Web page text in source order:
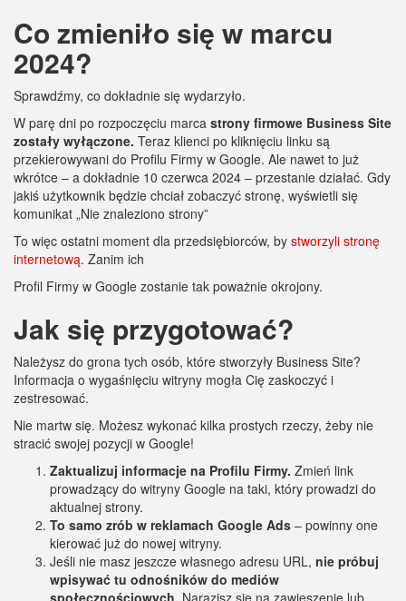
Co zmieniło się w marcu
2024?
Sprawdźmy, co dokładnie się wydarzyło.
W parę dni po rozpoczęciu marca strony firmowe Business Site
zostały wyłączone. Teraz klienci po kliknięciu linku są
przekierowywani do Profilu Firmy w Google. Ale nawet to już
wkrótce – a dokładnie 10 czerwca 2024 – przestanie działać. Gdy
jakiś użytkownik będzie chciał zobaczyć stronę, wyświetli się
komunikat „Nie znaleziono strony”
To więc ostatni moment dla przedsiębiorców, by stworzyli stronę
internetową. Zanim ich
Profil Firmy w Google zostanie tak poważnie okrojony.
Jak się przygotować?
Należysz do grona tych osób, które stworzyły Business Site?
Informacja o wygaśnięciu witryny mogła Cię zaskoczyć i
zestresować.
Nie martw się. Możesz wykonać kilka prostych rzeczy, żeby nie
stracić swojej pozycji w Google!
Zaktualizuj informacje na Profilu Firmy. Zmień link
prowadzący do witryny Google na taki, który prowadzi do
aktualnej strony.
To samo zrób w reklamach Google Ads – powinny one
kierować już do nowej witryny.
Jeśli nie masz jeszcze własnego adresu URL, nie próbuj
wpisywać tu odnośników do mediów
społecznościowych. Narazisz się na zawieszenie lub